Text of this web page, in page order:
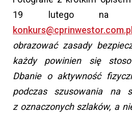
19 lutego na
konkurs@cprinwestor.com.pl
obrazować zasady
każdy powinien się
Dbanie o aktywność
podczas szusowania na
z oznaczonych szlaków, a